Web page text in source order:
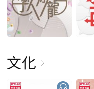
文化